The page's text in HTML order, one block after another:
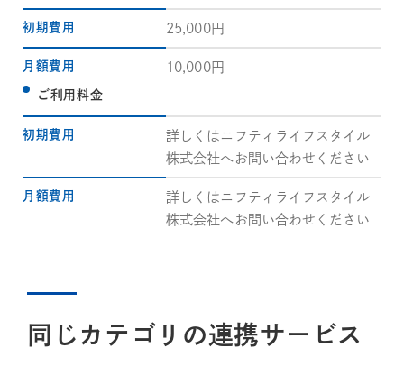
初期費用 25,000円
月額費用 10,000円
ご利用料金
初期費用
詳しくはニフティライフスタイル
株式会社へお問い合わせください
月額費用
詳しくはニフティライフスタイル
株式会社へお問い合わせください
同じカテゴリの連携サービス